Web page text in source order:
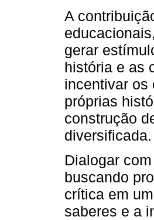
A
gerar
história e as
incentivar os
próprias
construção
diversificada.
Dialogar
buscando
crítica em
saberes e a